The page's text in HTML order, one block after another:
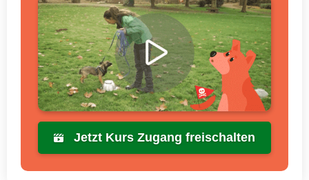
Jetzt Kurs Zugang freischalten